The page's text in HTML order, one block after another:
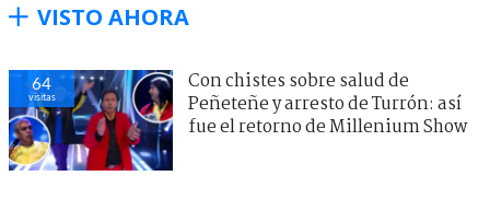
VISTO AHORA
64
visitas
Con chistes sobre salud de
Peñeteñe y arresto de Turrón: así
fue el retorno de Millenium Show